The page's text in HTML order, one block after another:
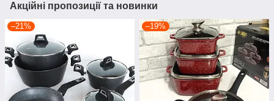
Акційні пропозиції та новинки
–21% –19%